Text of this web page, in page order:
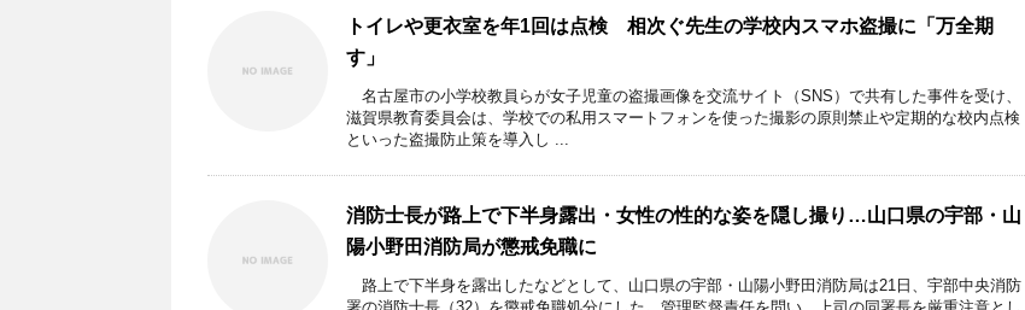
トイレや更衣室を年1回は点検 相次ぐ先生の学校内スマホ盗撮に「万全期
す」
名古屋市の小学校教員らが女子児童の盗撮画像を交流サイト（SNS）で共有した事件を受け、
滋賀県教育委員会は、学校での私用スマートフォンを使った撮影の原則禁止や定期的な校内点検
といった盗撮防止策を導入し ...
消防士長が路上で下半身露出・女性の性的な姿を隠し撮り…山口県の宇部・山
陽小野田消防局が懲戒免職に
路上で下半身を露出したなどとして、山口県の宇部・山陽小野田消防局は21日、宇部中央消防